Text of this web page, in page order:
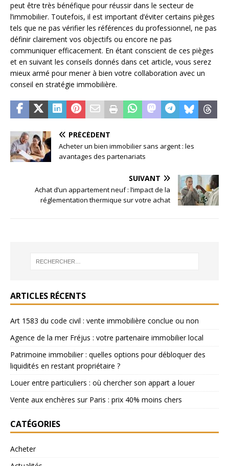
peut être très bénéfique pour réussir dans le secteur de
l’immobilier. Toutefois, il est important d’éviter certains pièges
tels que ne pas vérifier les références du professionnel, ne pas
définir clairement vos objectifs ou encore ne pas
communiquer efficacement. En étant conscient de ces pièges
et en suivant les conseils donnés dans cet article, vous serez
mieux armé pour mener à bien votre collaboration avec un
conseil en stratégie immobilière.
PRÉCÉDENT
Acheter un bien immobilier sans argent : les
avantages des partenariats
SUIVANT
Achat d’un appartement neuf : l’impact de la
réglementation thermique sur votre achat
ARTICLES RÉCENTS
Art 1583 du code civil : vente immobilière conclue ou non
Agence de la mer Fréjus : votre partenaire immobilier local
Patrimoine immobilier : quelles options pour débloquer des
liquidités en restant propriétaire ?
Louer entre particuliers : où chercher son appart a louer
Vente aux enchères sur Paris : prix 40% moins chers
CATÉGORIES
Acheter